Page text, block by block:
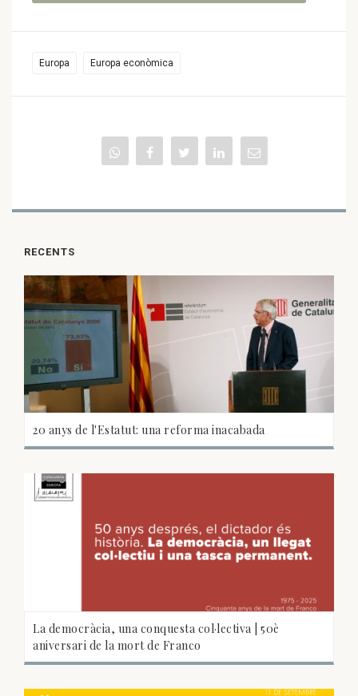
Europa Europa econòmica
RECENTS
20 anys de l'Estatut: una reforma inacabada
La democràcia, una conquesta col·lectiva | 50è
aniversari de la mort de Franco